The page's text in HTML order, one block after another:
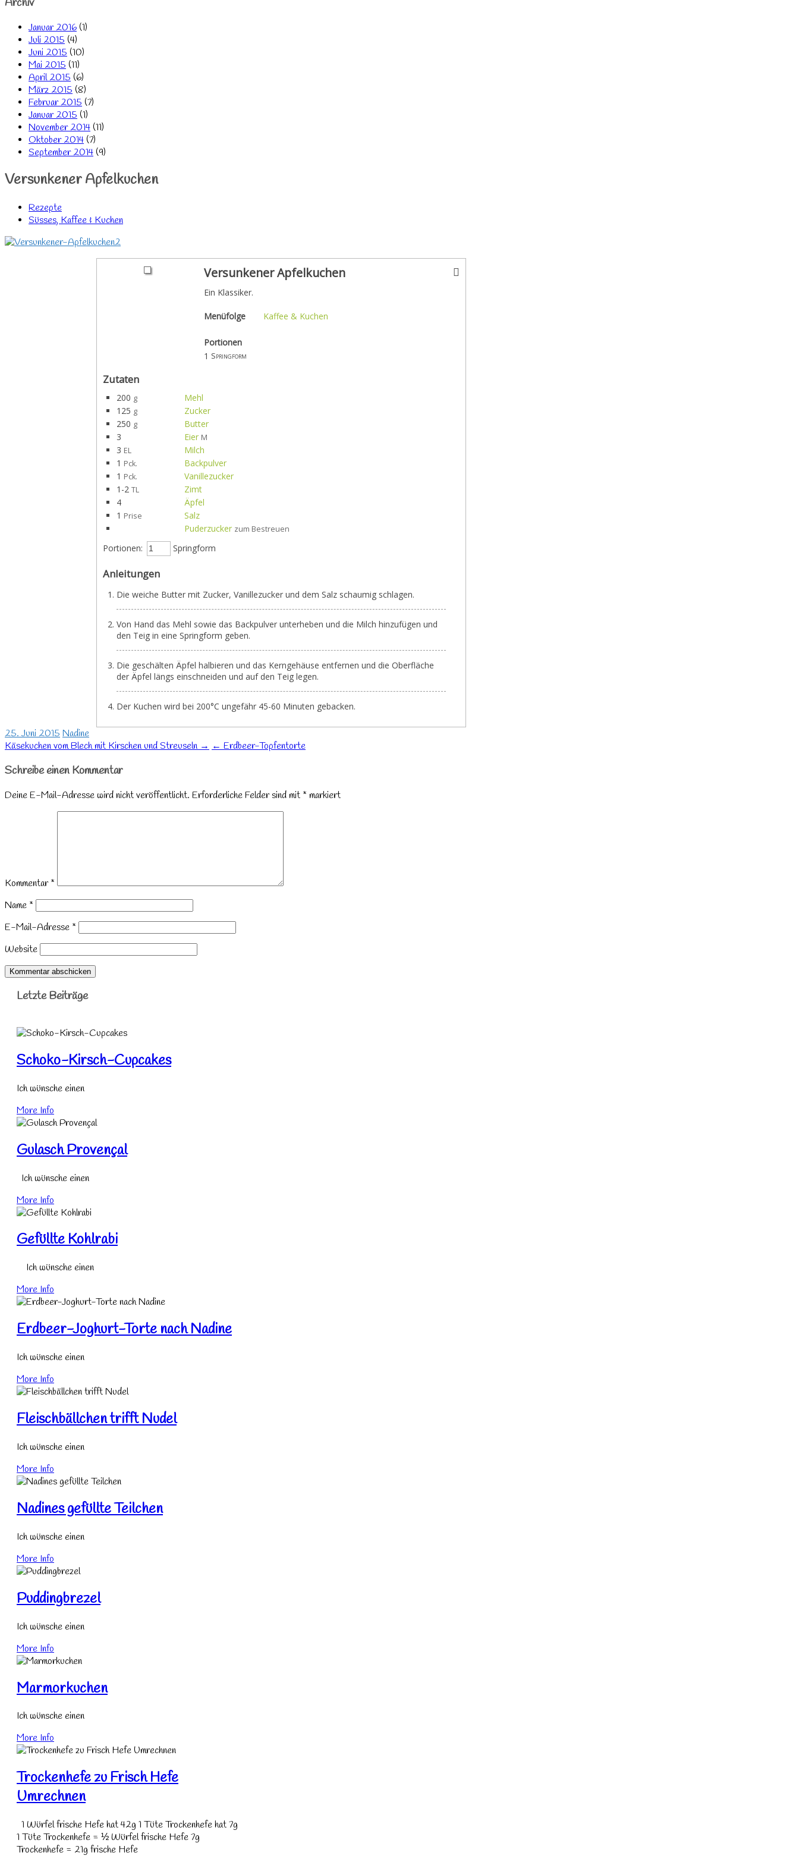
Archiv
Januar 2016(1)
Juli 2015(4)
Juni 2015(10)
Mai 2015(11)
April 2015(6)
März 2015(8)
Februar 2015(7)
Januar 2015(1)
November 2014(11)
Oktober 2014(7)
September 2014(9)
Versunkener Apfelkuchen
Rezepte
Süsses, Kaffee & Kuchen
Versunkener Apfelkuchen
Ein Klassiker.
Menüfolge Kaffee & Kuchen
Portionen
1 Springform
Zutaten
200 g
Mehl
125 g
Zucker
250 g
Butter
3
Eier M
3 EL
Milch
1 Pck.
Backpulver
1 Pck.
Vanillezucker
1-2 TL
Zimt
4
Äpfel
1 Prise
Salz
Puderzucker zum Bestreuen
Portionen: Springform
Anleitungen
Die weiche Butter mit Zucker, Vanillezucker und dem Salz schaumig schlagen.
Von Hand das Mehl sowie das Backpulver unterheben und die Milch hinzufügen und
den Teig in eine Springform geben.
Die geschälten Äpfel halbieren und das Kerngehäuse entfernen und die Oberfläche
der Äpfel längs einschneiden und auf den Teig legen.
Der Kuchen wird bei 200°C ungefähr 45-60 Minuten gebacken.
25. Juni 2015 Nadine
Post
navigation
Käsekuchen vom Blech mit Kirschen und Streuseln → ← Erdbeer-Topfentorte
Schreibe einen Kommentar
Deine E-Mail-Adresse wird nicht veröffentlicht. Erforderliche Felder sind mit * markiert
Kommentar*
Name *
E-Mail-Adresse *
Website
Letzte Beiträge
Schoko-Kirsch-Cupcakes
Ich wünsche einen
More Info
Gulasch Provençal
Ich wünsche einen
More Info
Gefüllte Kohlrabi
Ich wünsche einen
More Info
Erdbeer-Joghurt-Torte nach Nadine
Ich wünsche einen
More Info
Fleischbällchen trifft Nudel
Ich wünsche einen
More Info
Nadines gefüllte Teilchen
Ich wünsche einen
More Info
Puddingbrezel
Ich wünsche einen
More Info
Marmorkuchen
Ich wünsche einen
More Info
Trockenhefe zu Frisch Hefe
Umrechnen
1 Würfel frische Hefe hat 42g 1 Tüte Trockenhefe hat 7g
1 Tüte Trockenhefe = ½ Würfel frische Hefe 7g
Trockenhefe = 21g frische Hefe